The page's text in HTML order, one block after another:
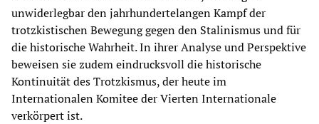
unwiderlegbar den jahrhundertelangen Kampf der
trotzkistischen Bewegung gegen den Stalinismus und für
die historische Wahrheit. In ihrer Analyse und Perspektive
beweisen sie zudem eindrucksvoll die historische
Kontinuität des Trotzkismus, der heute im
Internationalen Komitee der Vierten Internationale
verkörpert ist.